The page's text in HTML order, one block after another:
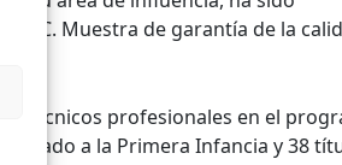
Muestra de garantía de la
Técnicos profesionales en el
a la Primera Infancia y 38